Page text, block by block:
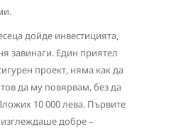
дойде инвестицията,
завинаги. Един приятел
проект, няма как да
да му повярвам, без да
10 000 лева. Първите
добре –